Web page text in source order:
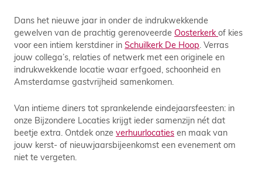
Dans het nieuwe jaar in onder de indrukwekkende
gewelven van de prachtig gerenoveerde Oosterkerk of kies
voor een intiem kerstdiner in Schuilkerk De Hoop . Verras
jouw collega’s, relaties of netwerk met een originele en
indrukwekkende locatie waar erfgoed, schoonheid en
Amsterdamse gastvrijheid samenkomen.
Van intieme diners tot sprankelende eindejaarsfeesten: in
onze Bijzondere Locaties krijgt ieder samenzijn nét dat
beetje extra. Ontdek onze verhuurlocaties en maak van
jouw kerst- of nieuwjaarsbijeenkomst een evenement om
niet te vergeten.